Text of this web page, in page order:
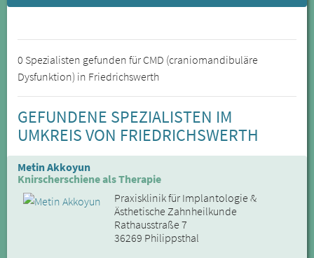
0 Spezialisten gefunden für CMD (craniomandibuläre
Dysfunktion) in Friedrichswerth
GEFUNDENE SPEZIALISTEN IM
UMKREIS VON FRIEDRICHSWERTH
Metin Akkoyun
Knirscherschiene als Therapie
Praxisklinik für Implantologie &
Ästhetische Zahnheilkunde
Rathausstraße 7
36269 Philippsthal